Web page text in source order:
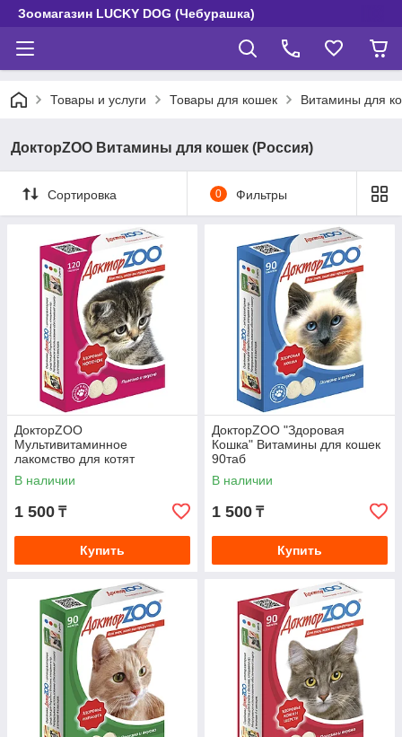
Зоомагазин LUCKY DOG (Чебурашка)
Товары и услуги Товары для кошек Витамины для
ДокторZOO Витамины для кошек (Россия)
Сортировка 0 Фильтры
ДокторZOO
Мультивитаминное
лакомство для котят
"Здоровый Котенок" 120таб
В наличии
1 500 ₸
Купить
ДокторZOO "Здоровая
Кошка" Витамины для кошек
90таб
В наличии
1 500 ₸
Купить